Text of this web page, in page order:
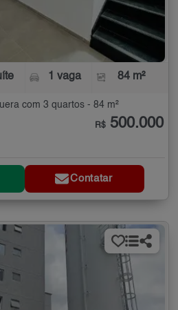
1 vaga 84 m²
com 3 quartos - 84 m²
R$ 500.000
Contatar